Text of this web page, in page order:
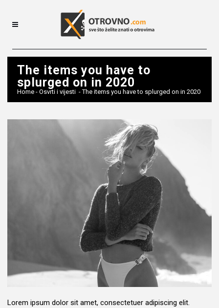
The items you have to
splurged on in 2020
Home - Osvrti i vijesti -The items you have to splurged on in 2020
Lorem ipsum dolor sit amet, consectetuer adipiscing elit.